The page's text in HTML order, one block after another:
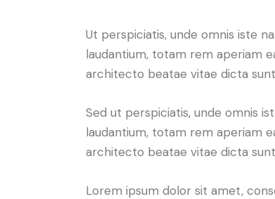
Ut perspiciatis, unde omnis iste
laudantium, totam rem aperiam
architecto beatae vitae dicta
Sed ut perspiciatis, unde omnis
laudantium, totam rem aperiam
architecto beatae vitae dicta
Lorem ipsum dolor sit amet,